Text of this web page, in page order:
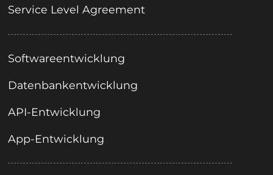
Service Level Agreement
Softwareentwicklung
Datenbankentwicklung
API-Entwicklung
App-Entwicklung